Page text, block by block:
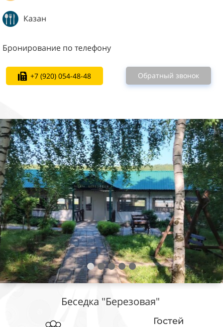
Казан
Бронирование по телефону
+7 (920) 054-48-48 Обратный звонок
Беседка "Березовая"
Гостей